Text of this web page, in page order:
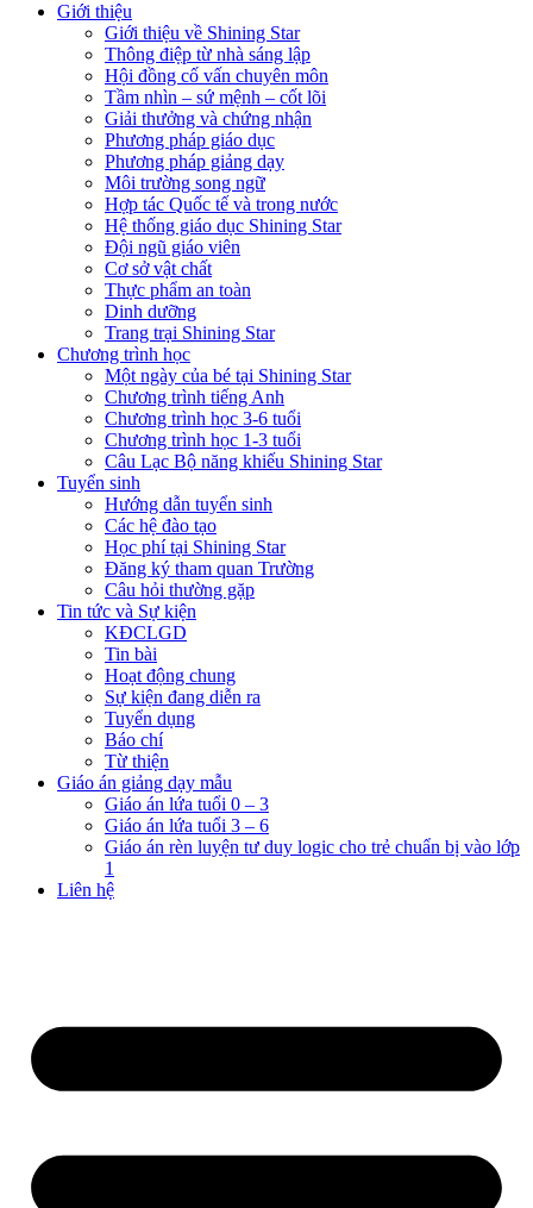
Giới thiệu
Giới thiệu về Shining Star
Thông điệp từ nhà sáng lập
Hội đồng cố vấn chuyên môn
Tầm nhìn – sứ mệnh – cốt lõi
Giải thưởng và chứng nhận
Phương pháp giáo dục
Phương pháp giảng dạy
Môi trường song ngữ
Hợp tác Quốc tế và trong nước
Hệ thống giáo dục Shining Star
Đội ngũ giáo viên
Cơ sở vật chất
Thực phẩm an toàn
Dinh dưỡng
Trang trại Shining Star
Chương trình học
Một ngày của bé tại Shining Star
Chương trình tiếng Anh
Chương trình học 3-6 tuổi
Chương trình học 1-3 tuổi
Câu Lạc Bộ năng khiếu Shining Star
Tuyển sinh
Hướng dẫn tuyển sinh
Các hệ đào tạo
Học phí tại Shining Star
Đăng ký tham quan Trường
Câu hỏi thường gặp
Tin tức và Sự kiện
KĐCLGD
Tin bài
Hoạt động chung
Sự kiện đang diễn ra
Tuyển dụng
Báo chí
Từ thiện
Giáo án giảng dạy mẫu
Giáo án lứa tuổi 0 – 3
Giáo án lứa tuổi 3 – 6
Giáo án rèn luyện tư duy logic cho trẻ chuẩn bị vào lớp
1
Liên hệ